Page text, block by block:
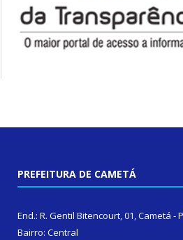
PREFEITURA DE CAMETÁ
End.: R. Gentil Bitencourt, 01, Cametá -
Bairro: Central